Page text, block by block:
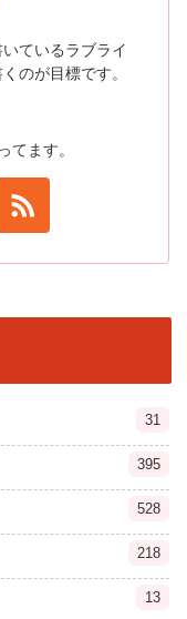
ているラブライ
のが目標です。
てます。
31
395
528
218
13